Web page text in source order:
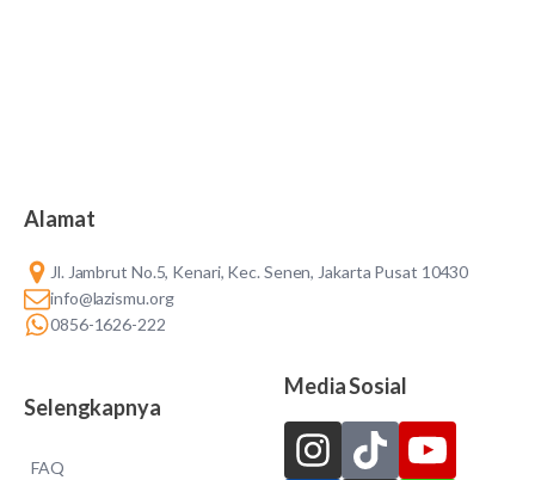
Alamat
Jl. Jambrut No.5, Kenari, Kec. Senen, Jakarta Pusat 10430
info@lazismu.org
0856-1626-222
Selengkapnya
FAQ
Media Sosial